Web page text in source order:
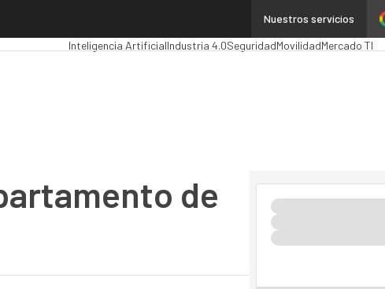
Nuestros servicios
Administración PúblicaMarTech
Cloud
Inteligencia ArtificialIndustria 4.0SeguridadMovilidadMercado TI
de